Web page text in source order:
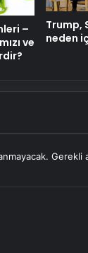
–
ve
Trump,
neden
Gerekli